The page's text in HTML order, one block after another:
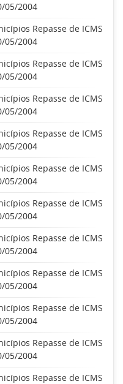
05/2004
Repasse de ICMS
05/2004
Repasse de ICMS
05/2004
Repasse de ICMS
05/2004
Repasse de ICMS
05/2004
Repasse de ICMS
05/2004
Repasse de ICMS
05/2004
Repasse de ICMS
05/2004
Repasse de ICMS
05/2004
Repasse de ICMS
05/2004
Repasse de ICMS
05/2004
Repasse de ICMS